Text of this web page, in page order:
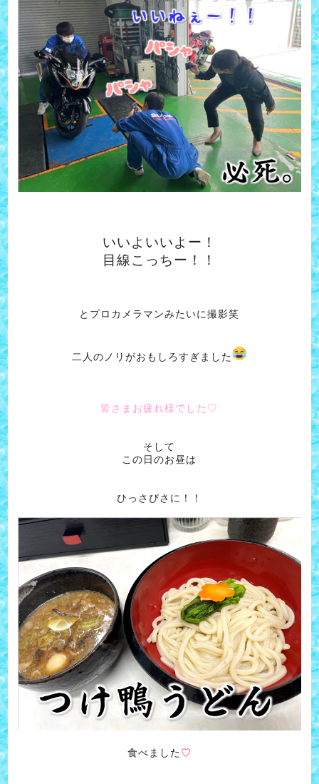
いいよいいよー！
目線こっちー！！
とプロカメラマンみたいに撮影笑
二人のノリがおもしろすぎました
皆さまお疲れ様でした♡
そして
この日のお昼は
ひっさびさに！！
食べました♡